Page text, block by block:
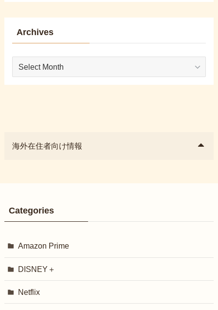
Archives
Archives
海外在住者向け情報
Categories
Amazon Prime
DISNEY＋
Netflix